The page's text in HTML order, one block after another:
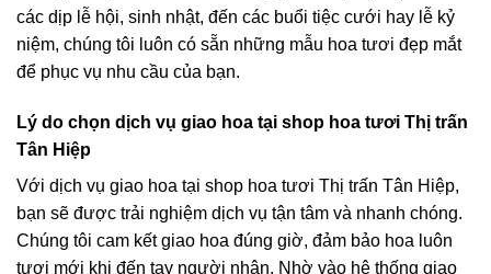
các dịp lễ hội, sinh nhật, đến các buổi tiệc cưới hay lễ kỷ
niệm, chúng tôi luôn có sẵn những mẫu hoa tươi đẹp mắt
để phục vụ nhu cầu của bạn.
Lý do chọn dịch vụ giao hoa tại shop hoa tươi Thị trấn
Tân Hiệp
Với dịch vụ giao hoa tại shop hoa tươi Thị trấn Tân Hiệp,
bạn sẽ được trải nghiệm dịch vụ tận tâm và nhanh chóng.
Chúng tôi cam kết giao hoa đúng giờ, đảm bảo hoa luôn
tươi mới khi đến tay người nhận. Nhờ vào hệ thống giao